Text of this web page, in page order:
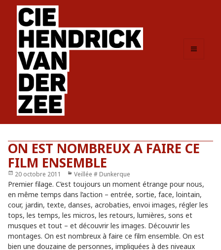
ON EST NOMBREUX A FAIRE CE
FILM ENSEMBLE
Publié
le
20 octobre 2011 Catégories
Veillée # Dunkerque
Premier filage. C’est toujours un moment étrange pour nous,
en même temps dans l’action – entrée, sortie, face, lointain,
cour, jardin, texte, danses, acrobaties, envoi images, régler les
tops, les temps, les micros, les retours, lumières, sons et
musques et tout – et découvrir les images. Découvrir les
montages. On est nombreux à faire ce film ensemble. On est
bien une douzaine de personnes, impliquées à des niveaux